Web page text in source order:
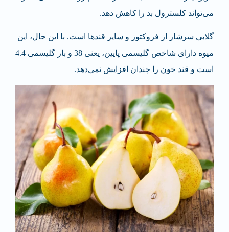
می‌تواند کلسترول بد را کاهش دهد.
گلابی سرشار از فروکتوز و سایر قندها است. با این حال، این
میوه دارای شاخص گلیسمی پایین، یعنی 38 و بار گلیسمی 4.4
است و قند خون را چندان افزایش نمی‌دهد.